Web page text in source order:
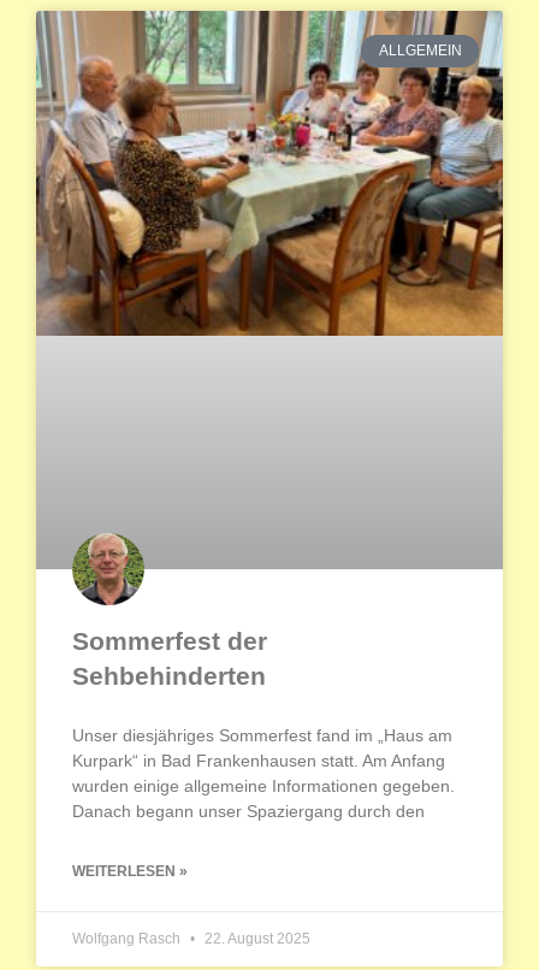
ALLGEMEIN
Sommerfest der
Sehbehinderten
Unser diesjähriges Sommerfest fand im „Haus am
Kurpark“ in Bad Frankenhausen statt. Am Anfang
wurden einige allgemeine Informationen gegeben.
Danach begann unser Spaziergang durch den
WEITERLESEN »
Wolfgang Rasch 22. August 2025